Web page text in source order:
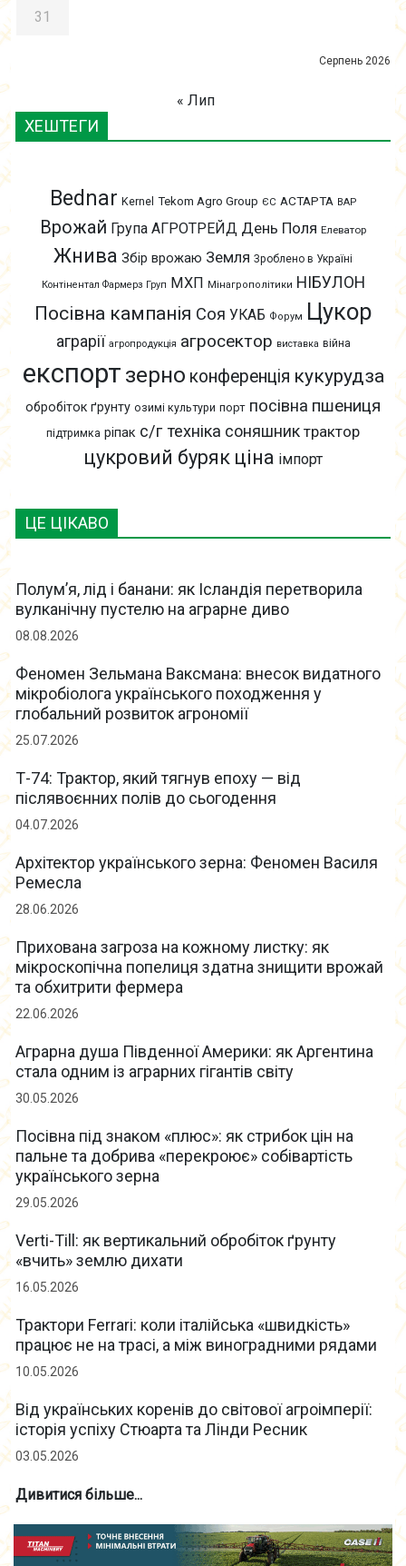
ЦЕ ЦІКАВО
Полум’я, лід і банани: як Ісландія перетворила
вулканічну пустелю на аграрне диво
08.08.2026
Феномен Зельмана Ваксмана: внесок видатного
мікробіолога українського походження у
глобальний розвиток агрономії
25.07.2026
Т-74: Трактор, який тягнув епоху — від
післявоєнних полів до сьогодення
04.07.2026
Архітектор українського зерна: Феномен Василя
Ремесла
28.06.2026
Прихована загроза на кожному листку: як
мікроскопічна попелиця здатна знищити врожай
та обхитрити фермера
22.06.2026
Аграрна душа Південної Америки: як Аргентина
стала одним із аграрних гігантів світу
30.05.2026
Посівна під знаком «плюс»: як стрибок цін на
пальне та добрива «перекроює» собівартість
українського зерна
29.05.2026
Verti-Till: як вертикальний обробіток ґрунту
«вчить» землю дихати
16.05.2026
Трактори Ferrari: коли італійська «швидкість»
працює не на трасі, а між виноградними рядами
10.05.2026
Від українських коренів до світової агроімперії:
історія успіху Стюарта та Лінди Ресник
03.05.2026
Дивитися більше...
Серпень 2026
31
« Лип
ХЕШТЕГИ
Bednar Kernel Tekom Agro Group ЄС АСТАРТА ВАР
Врожай Група АГРОТРЕЙД День Поля Елеватор
Жнива Збір врожаю Земля Зроблено в Україні
Контінентал Фармерз Груп МХП Мінагрополітики НІБУЛОН
Посівна кампанія Соя УКАБ Форум Цукор
аграрії агропродукція агросектор виставка війна
експорт зерно конференція кукурудза
обробіток ґрунту озимі культури порт посівна пшениця
підтримка ріпак с/г техніка соняшник трактор
цукровий буряк ціна імпорт